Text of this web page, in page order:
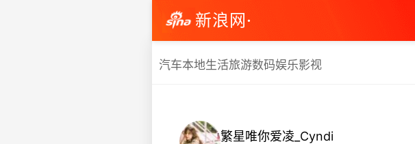
新浪网·
汽车本地生活旅游数码娱乐影视
繁星唯你爱凌_Cyndi